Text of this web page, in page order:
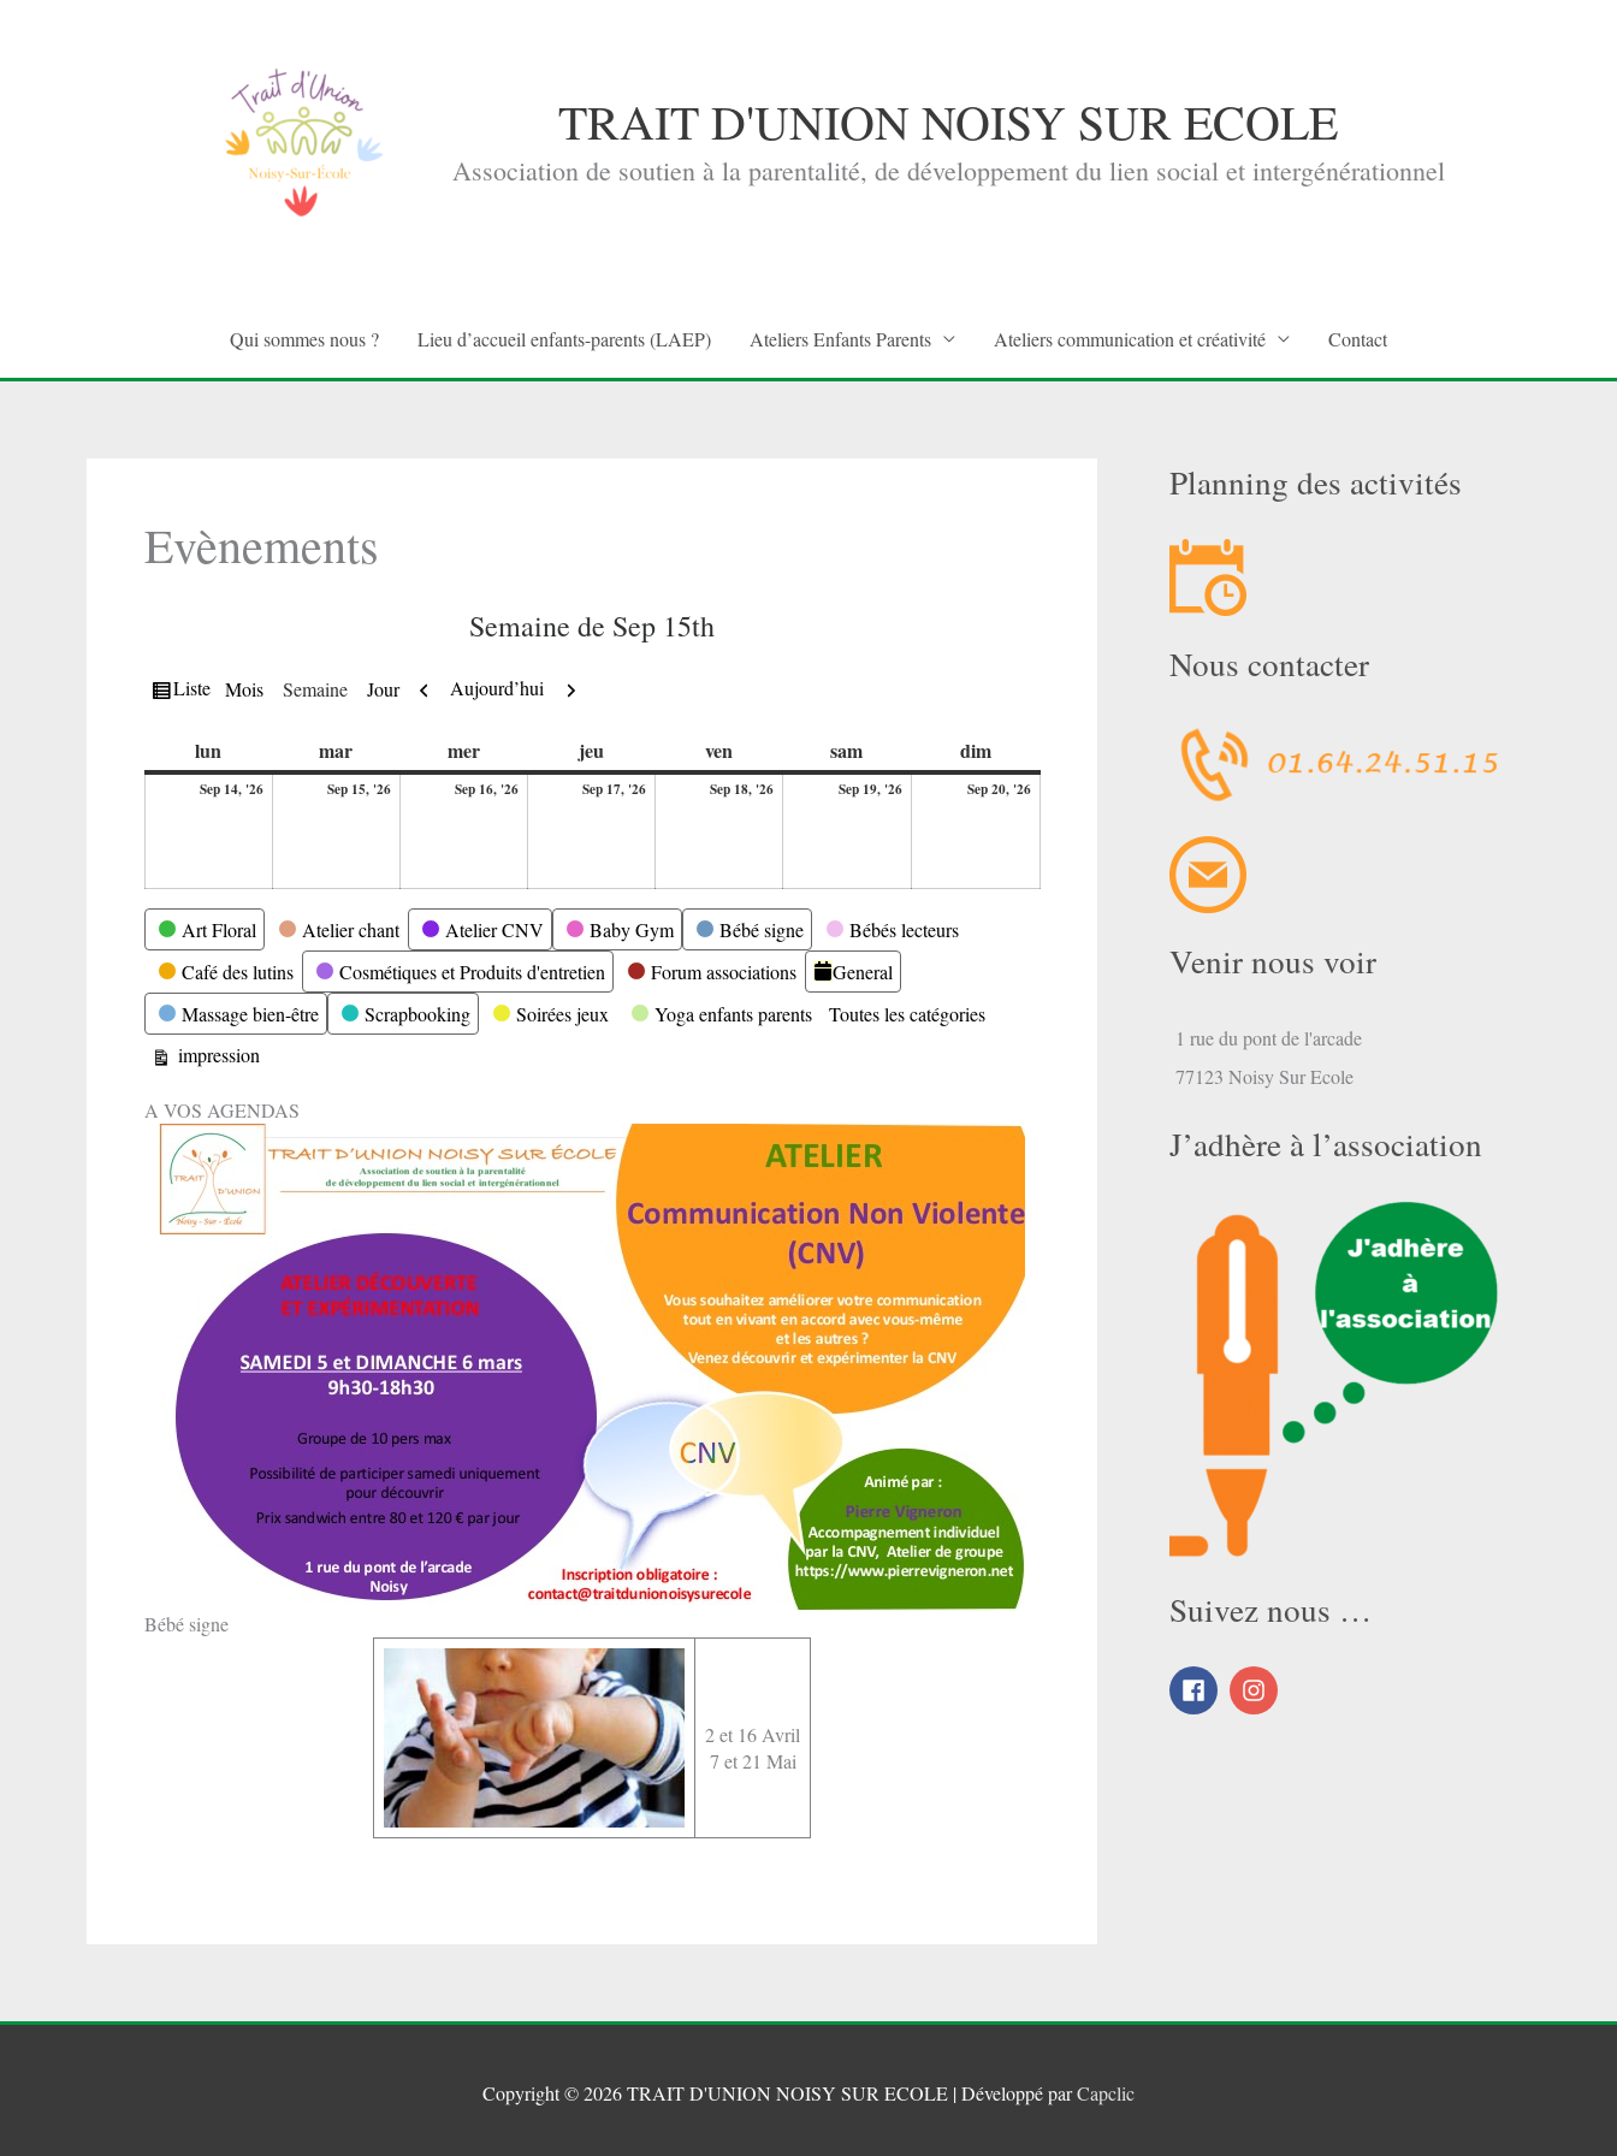
TRAIT D'UNION NOISY SUR ECOLE
Association de soutien à la parentalité, de développement du lien social et intergénérationnel
Qui sommes nous ? Lieu d’accueil enfants-parents (LAEP) Ateliers Enfants Parents Ateliers communication et créativité Contact
Evènements
Semaine de Sep 15th
Vue
Liste Mois Semaine Jour Précédent
Aujourd’hui Suivant
lun marmardi mermercredi jeujeudi venvendredi samsamedi dimdimanche
Sep 14, '2614
Sep 15, '2615
Sep 16, '2616
Sep 17, '2617
Sep 18, '2618
Sep 19, '2619
Sep 20, '2620
Catégories
Art Floral Atelier chant Atelier CNV Baby Gym Bébé signe
Bébés lecteurs
Café des lutins
Cosmétiques et Produits d'entretien Forum associations
General
Massage bien-être
Scrapbooking Soirées jeux Yoga enfants parents
Toutes les catégories
Vue
impression
A VOS AGENDAS
Bébé signe
2 et 16 Avril
7 et 21 Mai
Planning des activités
Nous contacter
Venir nous voir
1 rue du pont de l'arcade
77123 Noisy Sur Ecole
J’adhère à l’association
Suivez nous …
Copyright © 2026TRAIT D'UNION NOISY SUR ECOLE | Développé parCapclic